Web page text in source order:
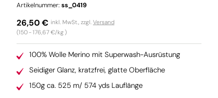
Artikelnummer: SKU:
ss_0419
Normaler
Preis
26,50 €
(150-Grundpreis
176,67 €/kg)
inkl. MwSt., zzgl.Versand
100% Wolle Merino mit Superwash-Ausrüstung
Seidiger Glanz, kratzfrei, glatte Oberfläche
150g ca. 525 m/ 574 yds Lauflänge